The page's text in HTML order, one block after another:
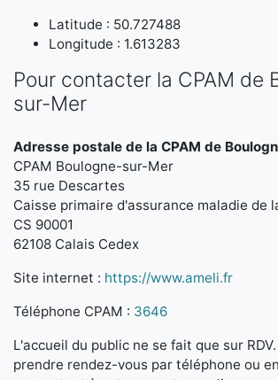
Latitude : 50.727488
Longitude : 1.613283
Pour contacter la CPAM de
sur-Mer
Adresse postale de la CPAM de
CPAM Boulogne-sur-Mer
35 rue Descartes
Caisse primaire d'assurance maladie de
CS 90001
62108 Calais Cedex
Site internet : https://www.ameli.fr
Téléphone CPAM : 3646
L'accueil du public ne se fait que sur
prendre rendez-vous par téléphone ou